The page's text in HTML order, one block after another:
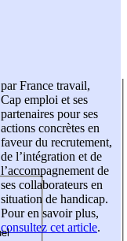
par France travail,
Cap emploi et ses
partenaires pour ses
actions concrètes en
faveur du recrutement,
de l’intégration et de
l’accompagnement de
ses collaborateurs en
situation de handicap.
Pour en savoir plus,
consultez cet article.